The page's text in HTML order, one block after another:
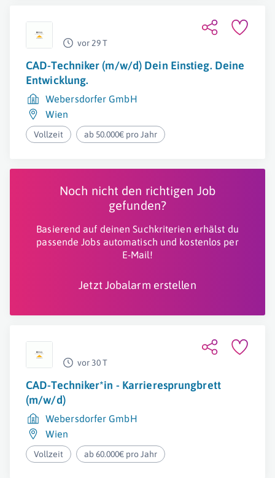
vor 29 T
CAD-Techniker (m/w/d) Dein Einstieg. Deine
Entwicklung.
Webersdorfer GmbH
Wien
Vollzeit ab 50.000€ pro Jahr
Noch nicht den richtigen Job
gefunden?
Basierend auf deinen Suchkriterien erhälst du
passende Jobs automatisch und kostenlos per
E-Mail!
Jetzt Jobalarm erstellen
vor 30 T
CAD-Techniker*in - Karrieresprungbrett
(m/w/d)
Webersdorfer GmbH
Wien
Vollzeit ab 60.000€ pro Jahr